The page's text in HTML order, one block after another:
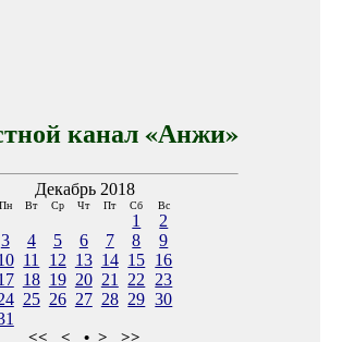
канал «Анжи»
Декабрь 2018
Пн Вт Ср Чт Пт Сб Вс
1
2
3
4 5 6 7 8
9
11 12 13 14 15 16
18 19 20 21 22
23
25 26 27 28 29 30
<< < • > >>